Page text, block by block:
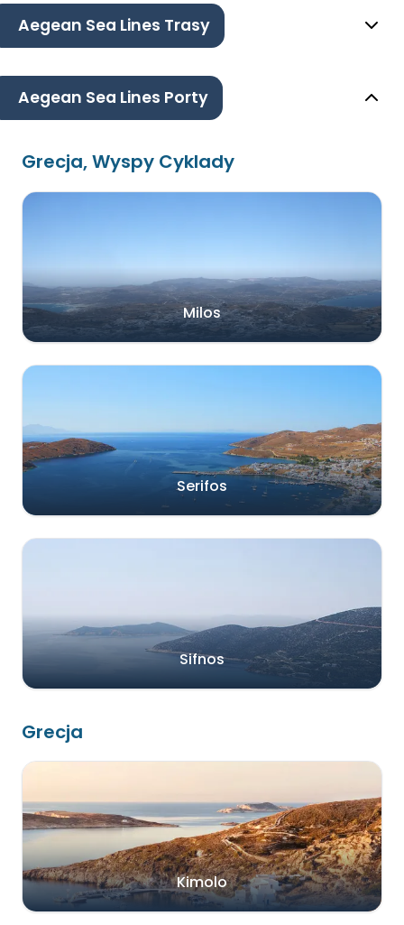
Aegean Sea Lines Trasy
Aegean Sea Lines Porty
Grecja, Wyspy Cyklady
Milos
Serifos
Sifnos
Grecja
Kimolo